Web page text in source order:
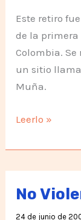
Este retiro
de la
Colombia. Se
un sitio
Muña.
El
del
Pensamiento
Leerlo »
No
24 de junio de